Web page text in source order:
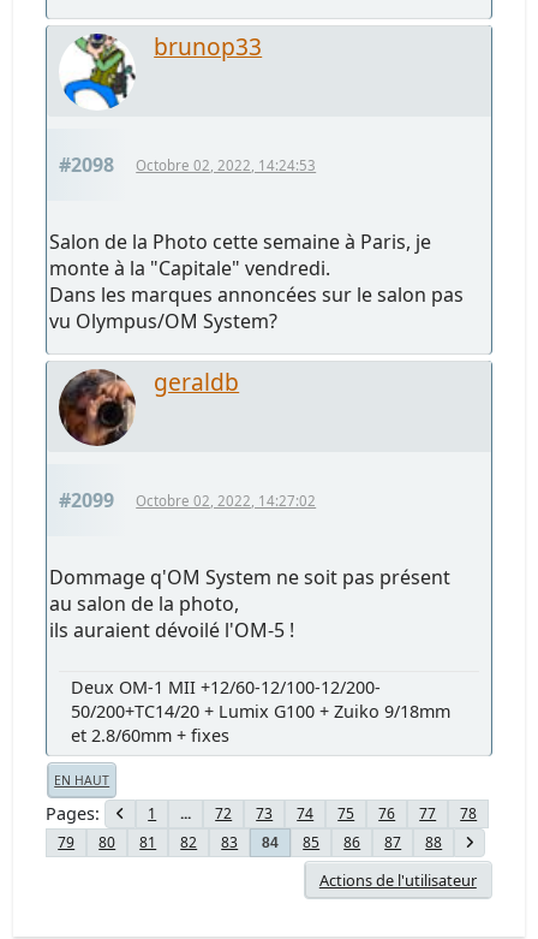
brunop33
#2098 Octobre 02, 2022, 14:24:53
Salon de la Photo cette semaine à Paris, je
monte à la "Capitale" vendredi.
Dans les marques annoncées sur le salon pas
vu Olympus/OM System?
geraldb
#2099 Octobre 02, 2022, 14:27:02
Dommage q'OM System ne soit pas présent
au salon de la photo,
ils auraient dévoilé l'OM-5 !
Deux OM-1 MII +12/60-12/100-12/200-
50/200+TC14/20 + Lumix G100 + Zuiko 9/18mm
et 2.8/60mm + fixes
EN HAUT
Pages 1 ... 72 73 74 75 76 77
78
79
80 81 82 83 84 85 86 87 88
Actions de l'utilisateur